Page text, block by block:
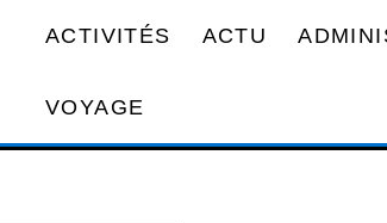
ACTIVITÉS ACTU
VOYAGE